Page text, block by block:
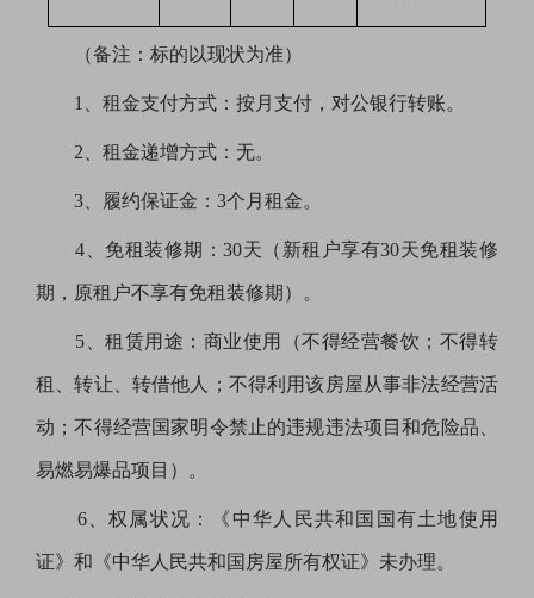
（备注：标的以现状为准）
1、租金支付方式：按月支付，对公银行转账。
2、租金递增方式：无。
3、履约保证金：3个月租金。
4、免租装修期：30天（新租户享有30天免租装修
期，原租户不享有免租装修期）。
5、租赁用途：商业使用（不得经营餐饮；不得转
租、转让、转借他人；不得利用该房屋从事非法经营活
动；不得经营国家明令禁止的违规违法项目和危险品、
易燃易爆品项目）。
6、权属状况：《中华人民共和国国有土地使用
证》和《中华人民共和国房屋所有权证》未办理。